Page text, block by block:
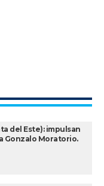
del Este): impulsan
Gonzalo Moratorio.